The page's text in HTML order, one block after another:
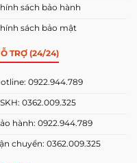
sách bảo hành
sách bảo mật
TRỢ (24/24)
0922.944.789
0362.009.325
hành: 0922.944.789
chuyển: 0362.009.325